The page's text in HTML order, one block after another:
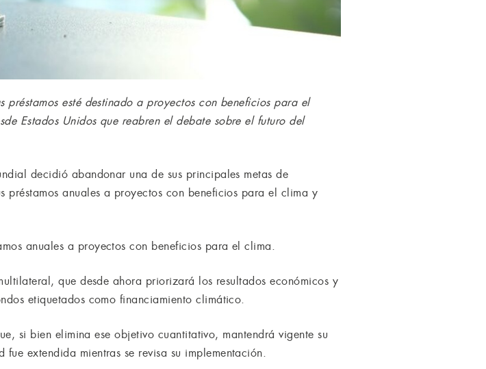
esté destinado a proyectos con beneficios para el
Estados Unidos que reabren el debate sobre el futuro del
decidió abandonar una de sus principales metas de
anuales a proyectos con beneficios para el clima y
anuales a proyectos con beneficios para el clima.
que desde ahora priorizará los resultados económicos y
etiquetados como financiamiento climático.
si bien elimina ese objetivo cuantitativo, mantendrá vigente su
extendida mientras se revisa su implementación.